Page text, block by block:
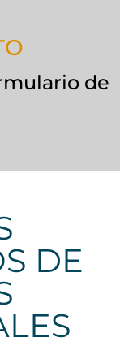
de
DE